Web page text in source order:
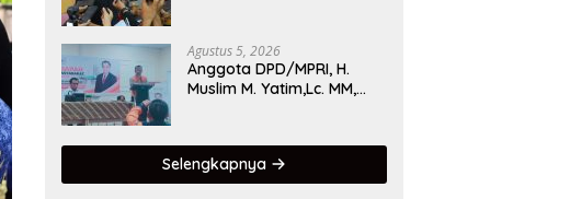
Hasil Maksimal
Agustus 5, 2026
Anggota DPD/MPRI, H.
Muslim M. Yatim,Lc. MM,
satu garda terdepan
dalam Bencana
Selengkapnya